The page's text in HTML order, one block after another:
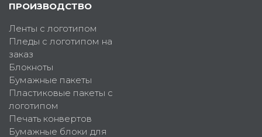
ПРОИЗВОДСТВО
Ленты с логотипом
Пледы с логотипом на
заказ
Блокноты
Бумажные пакеты
Пластиковые пакеты с
логотипом
Печать конвертов
Бумажные блоки для